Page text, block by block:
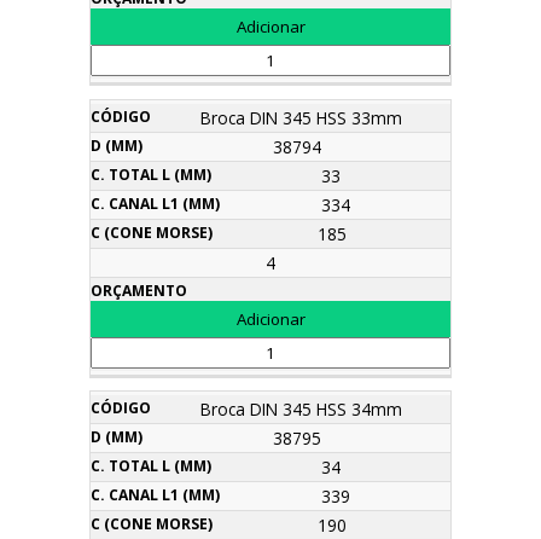
Broca DIN 345 HSS 33mm
38794
33
334
185
4
Broca DIN 345 HSS 34mm
38795
34
339
190